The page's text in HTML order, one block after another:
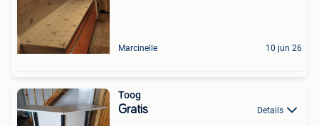
Marcinelle 10 jun 26
Toog
Gratis Details